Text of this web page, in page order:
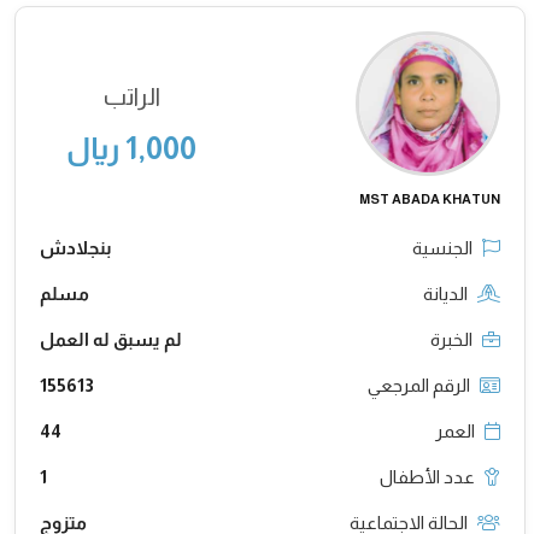
MST ABADA KHATUN
الراتب
1,000 ريال
الجنسية بنجلادش
الديانة مسلم
الخبرة لم يسبق له العمل
الرقم المرجعي 155613
العمر 44
عدد الأطفال 1
الحالة الاجتماعية متزوج